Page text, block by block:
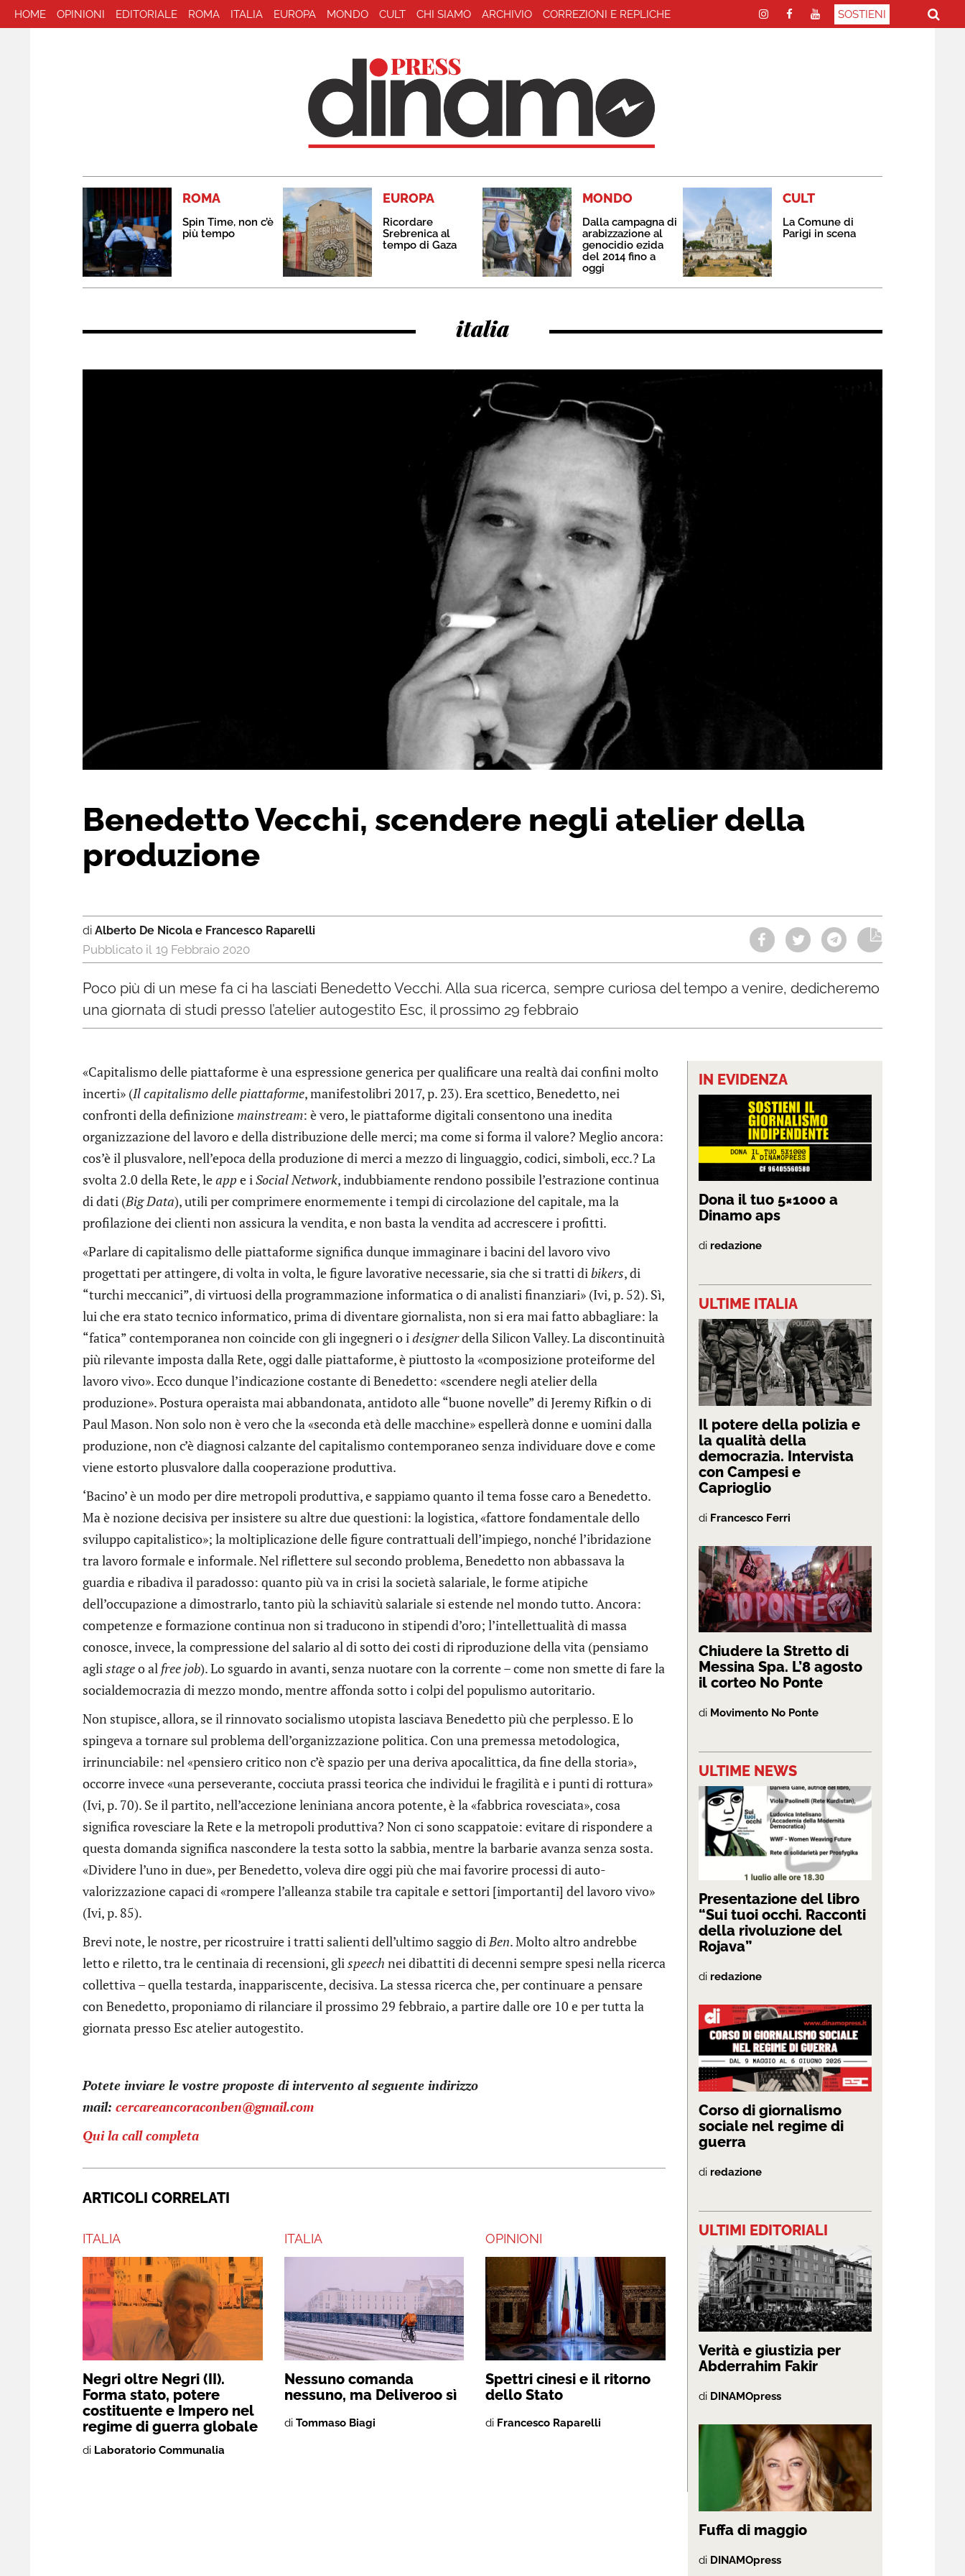
HOME OPINIONI EDITORIALE ROMA ITALIA EUROPA MONDO CULT CHI SIAMO ARCHIVIO CORREZIONI E REPLICHE SOSTIENI
ROMA
Spin Time, non c’è
più tempo
EUROPA
Ricordare
Srebrenica al
tempo di Gaza
MONDO
Dalla campagna di
arabizzazione al
genocidio ezida
del 2014 fino a
oggi
CULT
La Comune di
Parigi in scena
italia
Benedetto Vecchi, scendere negli atelier della
produzione
di Alberto De Nicola e Francesco Raparelli
19 Febbraio 2020
Poco più di un mese fa ci ha lasciati Benedetto Vecchi. Alla sua ricerca, sempre curiosa del tempo a venire, dedicheremo
una giornata di studi presso l’atelier autogestito Esc, il prossimo 29 febbraio
«Capitalismo delle piattaforme è una espressione generica per qualificare una realtà dai confini molto
incerti» (Il capitalismo delle piattaforme, manifestolibri 2017, p. 23). Era scettico, Benedetto, nei
confronti della definizionemainstream: è vero, le piattaforme digitali consentono una inedita
organizzazione del lavoro e della distribuzione delle merci; ma come si forma il valore? Meglio ancora:
cos’è il plusvalore, nell’epoca della produzione di merci a mezzo di linguaggio, codici, simboli, ecc.? La
svolta 2.0 della Rete, leappe iSocial Network, indubbiamente rendono possibile l’estrazione continua
di dati (Big Data), utili per comprimere enormemente i tempi di circolazione del capitale, ma la
profilazione dei clienti non assicura la vendita, e non basta la vendita ad accrescere i profitti.
«Parlare di capitalismo delle piattaforme significa dunque immaginare i bacini del lavoro vivo
progettati per attingere, di volta in volta, le figure lavorative necessarie, sia che si tratti dibikers, di
“turchi meccanici”, di virtuosi della programmazione informatica o di analisti finanziari» (Ivi, p. 52). Sì,
lui che era stato tecnico informatico, prima di diventare giornalista, non si era mai fatto abbagliare: la
“fatica” contemporanea non coincide con gli ingegneri o idesignerdella Silicon Valley. La discontinuità
più rilevante imposta dalla Rete, oggi dalle piattaforme, è piuttosto la «composizione proteiforme del
lavoro vivo». Ecco dunque l’indicazione costante di Benedetto: «scendere negli atelier della
produzione». Postura operaista mai abbandonata, antidoto alle “buone novelle” di Jeremy Rifkin o di
Paul Mason. Non solo non è vero che la «seconda età delle macchine» espellerà donne e uomini dalla
produzione, non c’è diagnosi calzante del capitalismo contemporaneo senza individuare dove e come
viene estorto plusvalore dalla cooperazione produttiva.
‘Bacino’ è un modo per dire metropoli produttiva, e sappiamo quanto il tema fosse caro a Benedetto.
Ma è nozione decisiva per insistere su altre due questioni: la logistica, «fattore fondamentale dello
sviluppo capitalistico»; la moltiplicazione delle figure contrattuali dell’impiego, nonché l’ibridazione
tra lavoro formale e informale. Nel riflettere sul secondo problema, Benedetto non abbassava la
guardia e ribadiva il paradosso: quanto più va in crisi la società salariale, le forme atipiche
dell’occupazione a dimostrarlo, tanto più la schiavitù salariale si estende nel mondo tutto. Ancora:
competenze e formazione continua non si traducono in stipendi d’oro; l’intellettualità di massa
conosce, invece, la compressione del salario al di sotto dei costi di riproduzione della vita (pensiamo
aglistageo al free job). Lo sguardo in avanti, senza nuotare con la corrente – come non smette di fare la
socialdemocrazia di mezzo mondo, mentre affonda sotto i colpi del populismo autoritario.
Non stupisce, allora, se il rinnovato socialismo utopista lasciava Benedetto più che perplesso. E lo
spingeva a tornare sul problema dell’organizzazione politica. Con una premessa metodologica,
irrinunciabile: nel «pensiero critico non c’è spazio per una deriva apocalittica, da fine della storia»,
occorre invece «una perseverante, cocciuta prassi teorica che individui le fragilità e i punti di rottura»
(Ivi, p. 70). Se il partito, nell’accezione leniniana ancora potente, è la «fabbrica rovesciata», cosa
significa rovesciare la Rete e la metropoli produttiva? Non ci sono scappatoie: evitare di rispondere a
questa domanda significa nascondere la testa sotto la sabbia, mentre la barbarie avanza senza sosta.
«Dividere l’uno in due», per Benedetto, voleva dire oggi più che mai favorire processi di auto-
valorizzazione capaci di «rompere l’alleanza stabile tra capitale e settori [importanti] del lavoro vivo»
(Ivi, p. 85).
Brevi note, le nostre, per ricostruire i tratti salienti dell’ultimo saggio diBen. Molto altro andrebbe
letto e riletto, tra le centinaia di recensioni, glispeech nei dibattiti di decenni sempre spesi nella ricerca
collettiva – quella testarda, inappariscente, decisiva. La stessa ricerca che, per continuare a pensare
con Benedetto, proponiamo di rilanciare il prossimo 29 febbraio, a partire dalle ore 10 e per tutta la
giornata presso Esc atelier autogestito.
Potete inviare le vostre proposte di intervento al seguente indirizzo
mail: cercareancoraconben@gmail.com
Qui la call completa
ARTICOLI CORRELATI
ITALIA
Negri oltre Negri (II).
Forma stato, potere
costituente e Impero nel
regime di guerra globale
di Laboratorio Communalia
ITALIA
Nessuno comanda
nessuno, ma Deliveroo sì
di Tommaso Biagi
OPINIONI
Spettri cinesi e il ritorno
dello Stato
di Francesco Raparelli
IN EVIDENZA
Dona il tuo 5×1000 a
Dinamo aps
di redazione
ULTIME ITALIA
Il potere della polizia e
la qualità della
democrazia. Intervista
con Campesi e
Caprioglio
di Francesco Ferri
Chiudere la Stretto di
Messina Spa. L’8 agosto
il corteo No Ponte
di Movimento No Ponte
ULTIME NEWS
Presentazione del libro
“Sui tuoi occhi. Racconti
della rivoluzione del
Rojava”
di redazione
Corso di giornalismo
sociale nel regime di
guerra
di redazione
ULTIMI EDITORIALI
Verità e giustizia per
Abderrahim Fakir
di DINAMOpress
Fuffa di maggio
di DINAMOpress